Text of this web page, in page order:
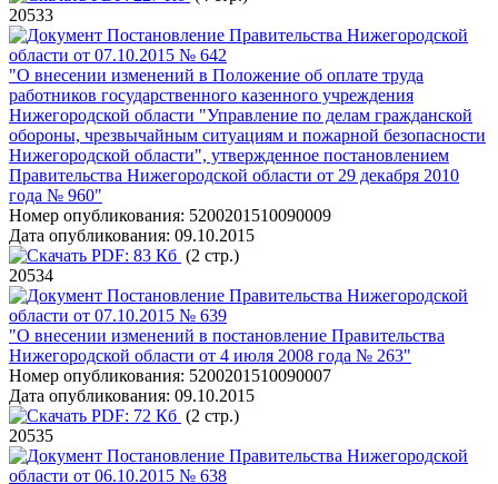
20533
Постановление Правительства Нижегородской
области от 07.10.2015 № 642
"О внесении изменений в Положение об оплате труда
работников государственного казенного учреждения
Нижегородской области "Управление по делам гражданской
обороны, чрезвычайным ситуациям и пожарной безопасности
Нижегородской области", утвержденное постановлением
Правительства Нижегородской области от 29 декабря 2010
года № 960"
Номер опубликования: 5200201510090009
Дата опубликования: 09.10.2015
PDF: 83 Кб (2 стр.)
20534
Постановление Правительства Нижегородской
области от 07.10.2015 № 639
"О внесении изменений в постановление Правительства
Нижегородской области от 4 июля 2008 года № 263"
Номер опубликования: 5200201510090007
Дата опубликования: 09.10.2015
PDF: 72 Кб (2 стр.)
20535
Постановление Правительства Нижегородской
области от 06.10.2015 № 638